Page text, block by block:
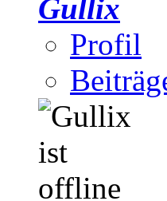
Gullix
Profil